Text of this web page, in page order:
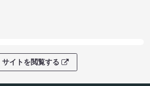
サイトを閲覧する